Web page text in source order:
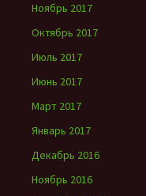
Ноябрь 2017
Октябрь 2017
Июль 2017
Июнь 2017
Март 2017
Январь 2017
Декабрь 2016
Ноябрь 2016